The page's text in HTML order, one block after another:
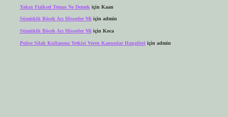
Yakın Fiziksel Temas Ne Demek için Kaan
Sümüklü Böcek Acı Hisseder Miiçin admin
Sümüklü Böcek Acı Hisseder Mi için Koca
Polise Silah Kullanma Yetkisi Veren Kanunlar Hangileri için admin